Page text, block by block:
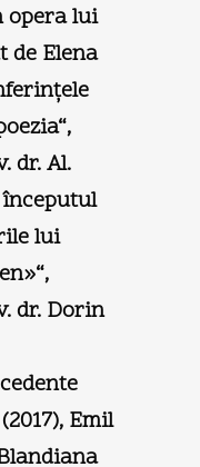
opera lui
de Elena
dr. Al.
începutul
lui
dr. Dorin
Emil